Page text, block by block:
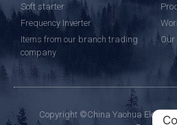
Soft starter
Frequency Inverter
Items from our branch trading
company
Our
Copyright ©China Yaohua Electric